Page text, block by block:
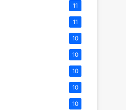
11
11
10
10
10
10
10